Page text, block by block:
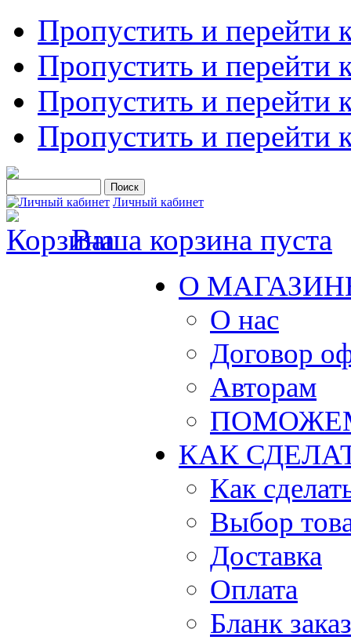
Пропустить и перейти
Пропустить и перейти
Пропустить и перейти
Пропустить и перейти
Личный кабинет
Ваша корзина пуста
О
О нас
Договор
Авторам
КАК
Как
Выбор
Доставка
Оплата
Бланк